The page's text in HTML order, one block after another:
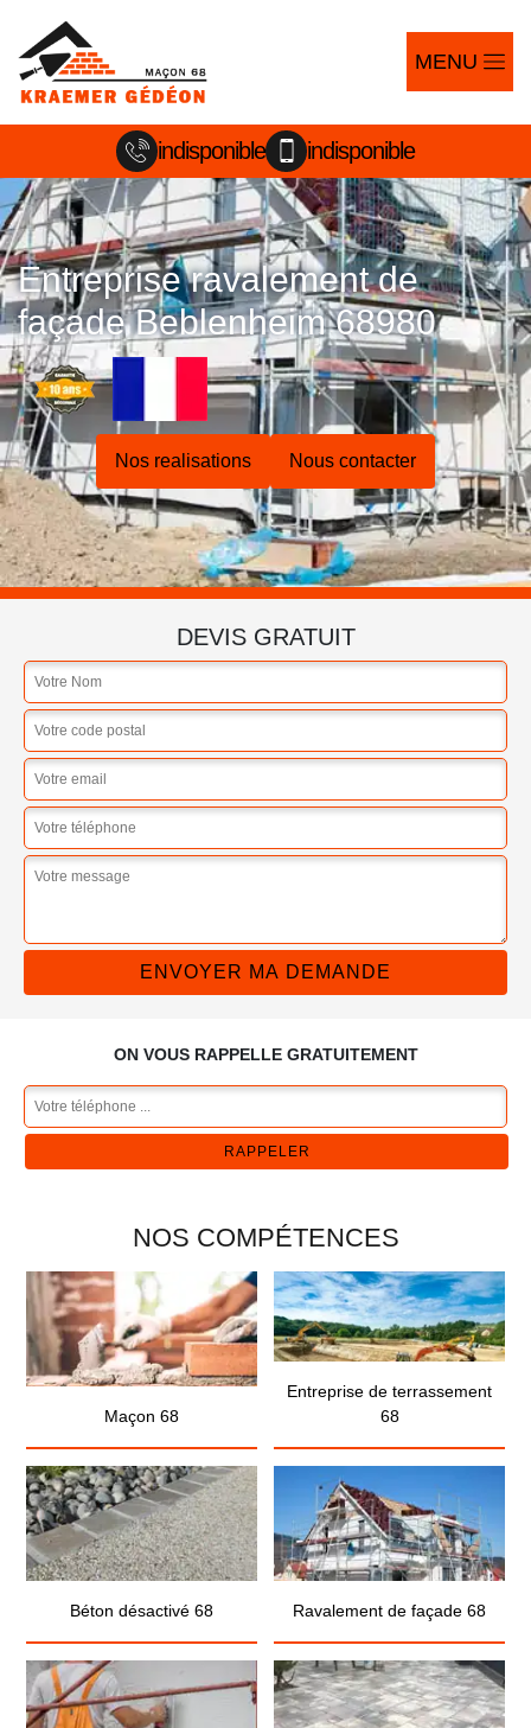
MENU
indisponible indisponible
Entreprise ravalement de
façade Beblenheim 68980
Nos realisations Nous contacter
DEVIS GRATUIT
ON VOUS RAPPELLE GRATUITEMENT
NOS COMPÉTENCES
Maçon 68
Entreprise de terrassement
68
Béton désactivé 68 Ravalement de façade 68